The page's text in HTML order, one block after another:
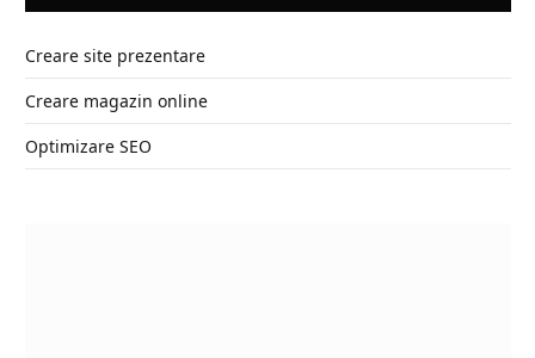
Creare site prezentare
Creare magazin online
Optimizare SEO